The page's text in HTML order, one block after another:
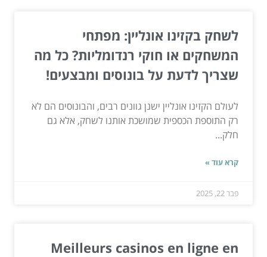
לשחק בקזינו אונליין: מפתחי
המשחקים או חוקי רנדומליות? כל מה
שצריך לדעת על בונוסים ומבצעים!
לעולם הקזינו אונליין ישנן גוונים רבים, והבונוסים הם לא
רק התוספת הכספית שמושכת אותנו לשחק, אלא גם
חלק...
קרא עוד »
פבר 22, 2025
Meilleurs casinos en ligne en